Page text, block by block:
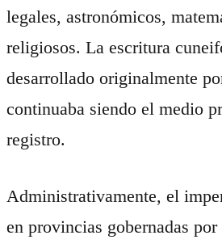
legales, astronómicos,
religiosos. La escritura
desarrollado originalmente
continuaba siendo el medio
registro.
Administrativamente, el
en provincias gobernadas